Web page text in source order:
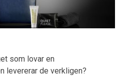
som lovar en
levererar de verkligen?